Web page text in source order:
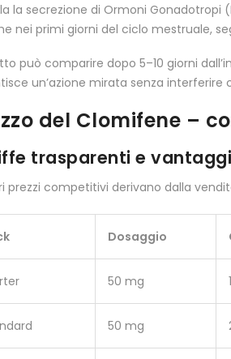
la secrezione di Ormoni Gonadotropi
nei primi giorni del ciclo mestruale,
può comparire dopo 5–10 giorni
un’azione mirata senza
del Clomifene –
trasparenti e
prezzi competitivi derivano dalla
Dosaggio
50 mg
50 mg